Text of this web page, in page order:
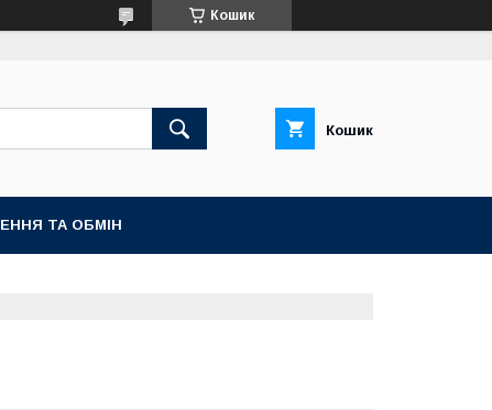
Кошик
Кошик
ТА ОБМІН